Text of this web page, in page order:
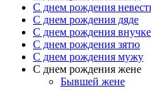
C днем рождения
C днем рождения дяде
C днем рождения внучке
C днем рождения зятю
C днем рождения мужу
С днем рождения жене
Бывшей жене